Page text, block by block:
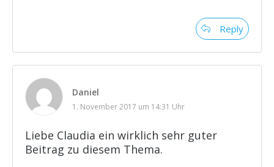
Reply
Daniel
1. November 2017 um 14:31 Uhr
Liebe Claudia ein wirklich sehr guter
Beitrag zu diesem Thema.